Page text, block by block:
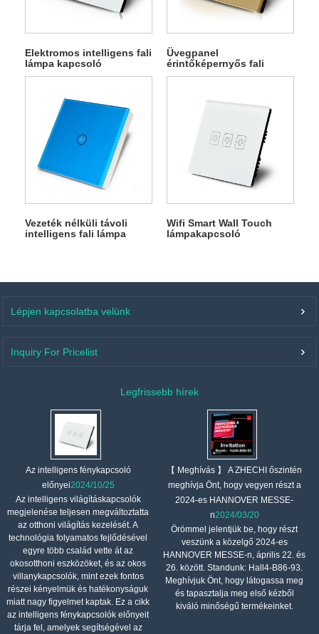
Elektromos intelligens fali
lámpa kapcsoló
Üvegpanel
érintőképernyős fali
lámpa kapcsoló
Vezeték nélküli távoli
intelligens fali lámpa
Wifi Smart Wall Touch
lámpakapcsoló
Lépjen kapcsolatba velünk
Inquiry For Pricelist
Legfrissebb hírek
Az intelligens fénykapcsoló
előnyei2024/10/25
Az intelligens világításkapcsolók
megjelenése teljesen megváltoztatta
az otthoni világítás kezelését. A
technológia folyamatos fejlődésével
egyre több család vette át az
okosotthoni eszközöket, és az okos
villanykapcsolók, mint ezek fontos
részei kényelmük és hatékonyságuk
miatt nagy figyelmet kaptak. Ez a cikk
az intelligens fénykapcsolók előnyeit
tárja fel, amelyek segítségével az
【 Meghívás 】 A ZHECHI őszintén
meghívja Önt, hogy vegyen részt a
2024-es HANNOVER MESSE-
n2024/03/20
Örömmel jelentjük be, hogy részt
veszünk a közelgő 2024-es
HANNOVER MESSE-n, április 22. és
26. között. Standunk: Hall4-B86-93.
Meghívjuk Önt, hogy látogassa meg
és tapasztalja meg első kézből
kiváló minőségű termékeinket.